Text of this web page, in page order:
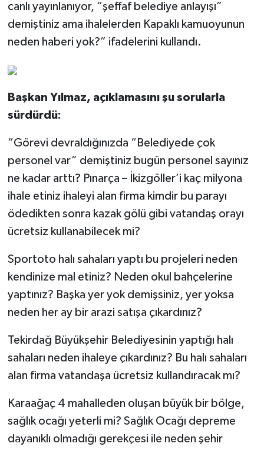
canlı yayınlanıyor, “şeffaf belediye anlayışı”
demiştiniz ama ihalelerden Kapaklı kamuoyunun
neden haberi yok?” ifadelerini kullandı.
Başkan Yılmaz, açıklamasını şu sorularla
sürdürdü:
“Görevi devraldığınızda “Belediyede çok
personel var” demiştiniz bugün personel sayınız
ne kadar arttı? Pınarça – İkizgöller’i kaç milyona
ihale etiniz ihaleyi alan firma kimdir bu parayı
ödedikten sonra kazak gölü gibi vatandaş orayı
ücretsiz kullanabilecek mi?
Sportoto halı sahaları yaptı bu projeleri neden
kendinize mal etiniz? Neden okul bahçelerine
yaptınız? Başka yer yok demişsiniz, yer yoksa
neden her ay bir arazi satışa çıkardınız?
Tekirdağ Büyükşehir Belediyesinin yaptığı halı
sahaları neden ihaleye çıkardınız? Bu halı sahaları
alan firma vatandaşa ücretsiz kullandıracak mı?
Karaağaç 4 mahalleden oluşan büyük bir bölge,
sağlık ocağı yeterli mi? Sağlık Ocağı depreme
dayanıklı olmadığı gerekçesi ile neden şehir